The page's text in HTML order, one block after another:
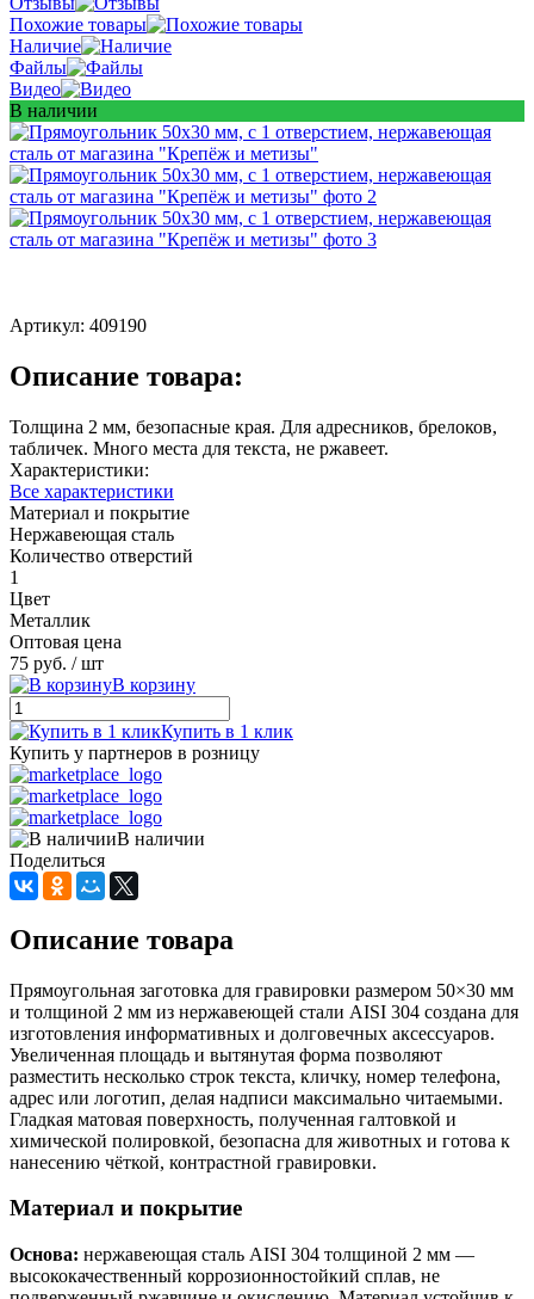
Похожие товары
Наличие
Файлы
Видео
В наличии
Артикул: 409190
Описание товара:
Толщина 2 мм, безопасные края. Для адресников, брелоков,
табличек. Много места для текста, не ржавеет.
Характеристики:
Все характеристики
Материал и покрытие
Нержавеющая сталь
Количество отверстий
1
Цвет
Металлик
Оптовая цена
75 руб. / шт
В корзину
Купить в 1 клик
Купить у партнеров в розницу
В наличии
Поделиться
Описание товара
Прямоугольная заготовка для гравировки размером 50×30 мм
и толщиной 2 мм из нержавеющей стали AISI 304 создана для
изготовления информативных и долговечных аксессуаров.
Увеличенная площадь и вытянутая форма позволяют
разместить несколько строк текста, кличку, номер телефона,
адрес или логотип, делая надписи максимально читаемыми.
Гладкая матовая поверхность, полученная галтовкой и
химической полировкой, безопасна для животных и готова к
нанесению чёткой, контрастной гравировки.
Материал и покрытие
Основа: нержавеющая сталь AISI 304 толщиной 2 мм —
высококачественный коррозионностойкий сплав, не